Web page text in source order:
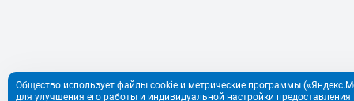
Общество использует файлы cookie и метрические программы
для улучшения его работы и индивидуальной настройки